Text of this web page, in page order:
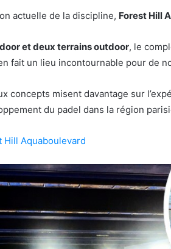
actuelle de la discipline, Forest Hill
et deux terrains outdoor, le
fait un lieu incontournable pour de
concepts misent davantage sur
du padel dans la région
Hill Aquaboulevard